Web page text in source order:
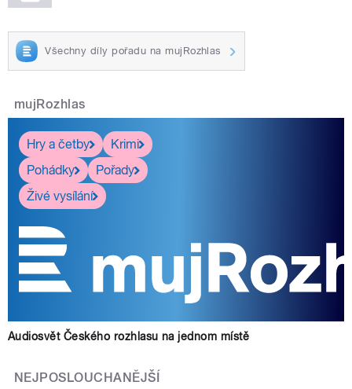
Všechny díly pořadu na mujRozhlas
mujRozhlas
Hry a četby
Krimi
Pohádky
Pořady
Živé vysílání
Audiosvět Českého rozhlasu na jednom místě
NEJPOSLOUCHANĚJŠÍ